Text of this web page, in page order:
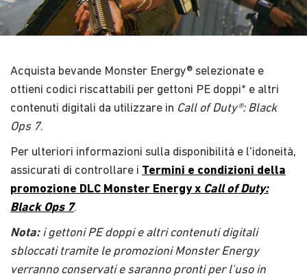
Acquista bevande Monster Energy® selezionate e
ottieni codici riscattabili per gettoni PE doppi* e altri
contenuti digitali da utilizzare in Call of Duty®: Black
Ops 7.
Per ulteriori informazioni sulla disponibilità e l'idoneità,
assicurati di controllare i Termini e condizioni della
promozione DLC Monster Energy x Call of Duty:
Black Ops 7.
Nota:i gettoni PE doppi e altri contenuti digitali
sbloccati tramite le promozioni Monster Energy
verranno conservati e saranno pronti per l'uso in